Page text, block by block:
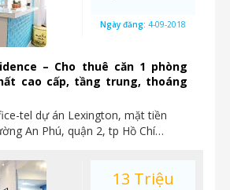
– Cho thuê căn 1 phòng
cao cấp, tầng trung, thoáng
tel dự án Lexington, mặt tiền
An Phú, quận 2, tp Hồ Chí…
Ngày đăng: 4-09-2018
13 Triệu